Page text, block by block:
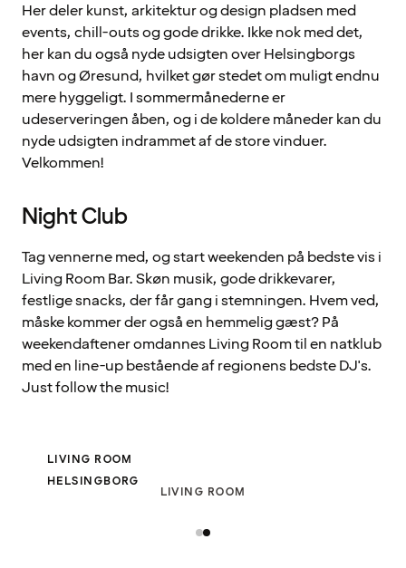
Her deler kunst, arkitektur og design pladsen med
events, chill-outs og gode drikke. Ikke nok med det,
her kan du også nyde udsigten over Helsingborgs
havn og Øresund, hvilket gør stedet om muligt endnu
mere hyggeligt. I sommermånederne er
udeserveringen åben, og i de koldere måneder kan du
nyde udsigten indrammet af de store vinduer.
Velkommen!
Night Club
Tag vennerne med, og start weekenden på bedste vis i
Living Room Bar. Skøn musik, gode drikkevarer,
festlige snacks, der får gang i stemningen. Hvem ved,
måske kommer der også en hemmelig gæst? På
weekendaftener omdannes Living Room til en natklub
med en line-up bestående af regionens bedste DJ's.
Just follow the music!
LIVING ROOM
LIVING ROOM
HELSINGBORG